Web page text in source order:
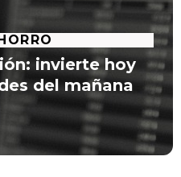
invierte hoy
del mañana